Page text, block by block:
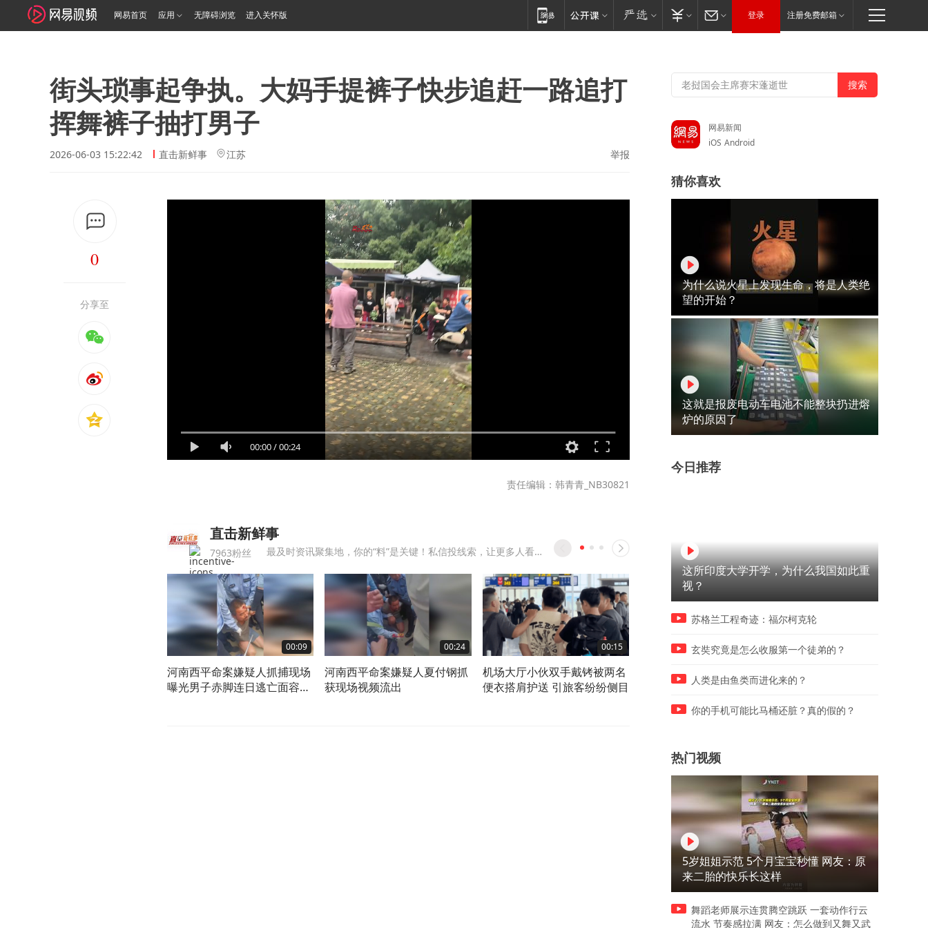
网易首页 应用 无障碍浏览 进入关怀版 登录 注册免费邮箱
街头琐事起争执。大妈手提裤子快步追赶一路追打
挥舞裤子抽打男子
2026-06-03 15:22:42 直击新鲜事 江苏 举报
0
分享至
00:00/00:24
责任编辑：韩青青_NB30821
直击新鲜事
7963粉丝 最及时资讯聚集地，你的“料”是关键！私信投线索，让更多人看见真相。
00:09
河南西平命案嫌疑人抓捕现场
曝光男子赤脚连日逃亡面容十
00:24
河南西平命案嫌疑人夏付钢抓
获现场视频流出
00:15
机场大厅小伙双手戴铐被两名
便衣搭肩护送 引旅客纷纷侧目
00:29
舞厅内大爷身体不适瘫坐地面
露痛苦 男子拉住手臂帮忙缓解
脚踩腹部对方自称有心脏病
出吼叫
网易新闻
iOS Android
猜你喜欢
为什么说火星上发现生命，将是人类绝
望的开始？
这就是报废电动车电池不能整块扔进熔
炉的原因了
今日推荐
这所印度大学开学，为什么我国如此重
视？
苏格兰工程奇迹：福尔柯克轮
玄奘究竟是怎么收服第一个徒弟的？
人类是由鱼类而进化来的？
你的手机可能比马桶还脏？真的假的？
热门视频
5岁姐姐示范 5个月宝宝秒懂 网友：原
来二胎的快乐长这样
舞蹈老师展示连贯腾空跳跃 一套动作行云
流水 节奏感拉满 网友：怎么做到又舞又武